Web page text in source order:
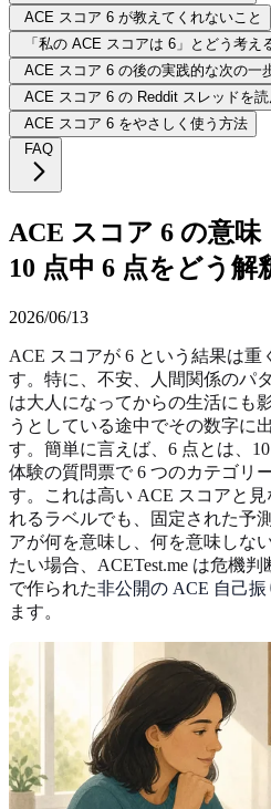
ACE スコア 6 が教えてくれないこと
「私の ACE スコアは 6」とどう考え
ACE スコア 6 の後の実践的な次の一
ACE スコア 6 の Reddit スレッドを
ACE スコア 6 をやさしく使う方法
FAQ
ACE スコア 6 の意
10 点中 6 点をどう解
2026/06/13
ACE スコアが 6 という結果は重
す。特に、不安、人間関係のパ
は大人になってからの生活にも
うとしている途中でその数字に
す。簡単に言えば、6 点とは、
体験の質問票で 6 つのカテゴリ
す。これは高い ACE スコアと
れるラベルでも、固定された予
アが何を意味し、何を意味しな
たい場合、ACETest.me は危機
で作られた非公開の ACE 自己
ます。